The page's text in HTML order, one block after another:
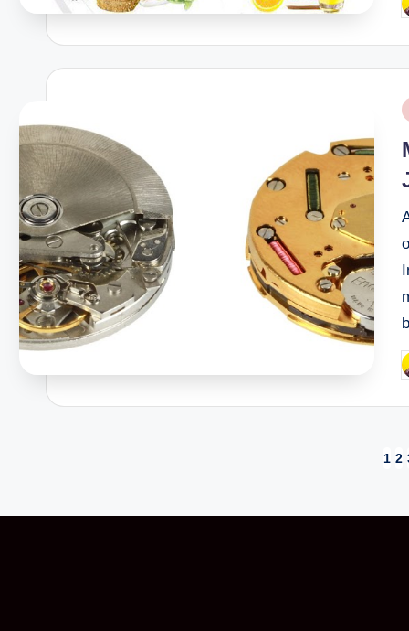
pos
1 2